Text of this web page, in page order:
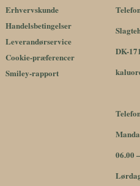
Erhvervskunde
Handelsbetingelser
Leverandørservice
Cookie-præferencer
Smiley-rapport
DK-
06.00